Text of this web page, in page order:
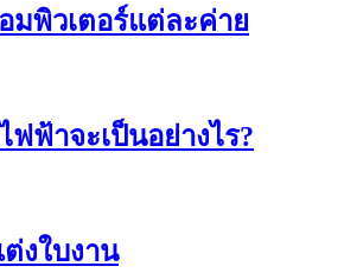
มพิวเตอร์แต่ละค่าย
ฟ้าจะเป็นอย่างไร?
งใบงาน